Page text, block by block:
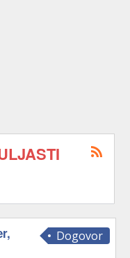
Dogovor